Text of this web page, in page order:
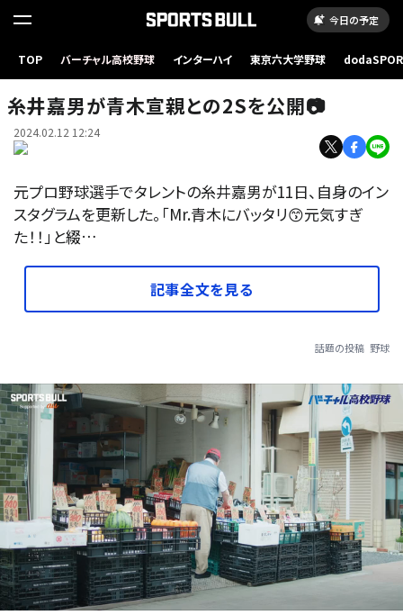
今日の予定
TOP バーチャル高校野球 インターハイ 東京六大学野球
糸井嘉男が青木宣親との2Sを公開📷
2024.02.12 12:24
元プロ野球選手でタレントの糸井嘉男が11日、自身のイン
スタグラムを更新した。「Mr.青木にバッタリ😙元気すぎ
た！！」と綴…
記事全文を見る
話題の投稿 野球